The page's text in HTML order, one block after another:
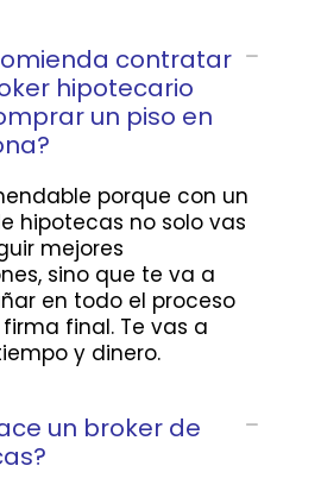
contratar
hipotecario
un piso en
porque con un
hipotecas no solo vas
mejores
sino que te va a
en todo el proceso
final. Te vas a
y dinero.
un broker de